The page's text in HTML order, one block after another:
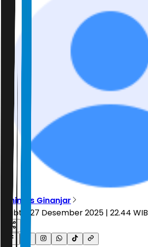
Dhimas Ginanjar
Sabtu, 27 Desember 2025 | 22.44 WIB